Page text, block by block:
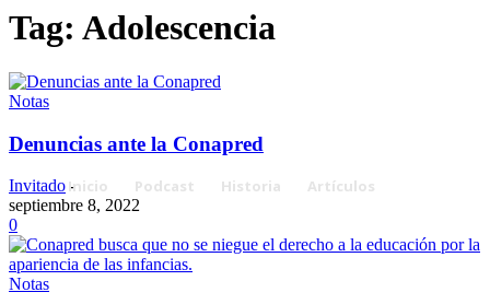
Inicio Podcast Historia Artículos
Tag: Adolescencia
Notas
Denuncias ante la Conapred
Invitado -
septiembre 8, 2022
0
Notas